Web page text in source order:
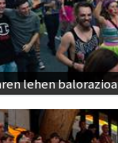
lehen balorazioa